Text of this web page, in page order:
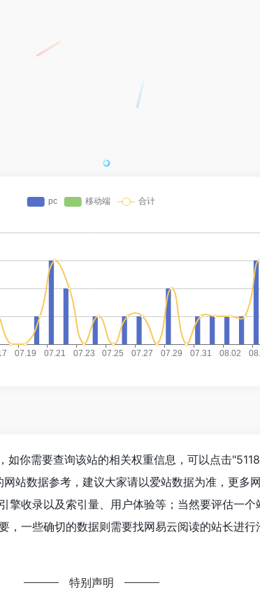
如你需要查询该站的相关权重信息，可以点击"
网站数据参考，建议大家请以爱站数据为准，更多
擎收录以及索引量、用户体验等；当然要评估一
，一些确切的数据则需要找网易云阅读的站长进
特别声明